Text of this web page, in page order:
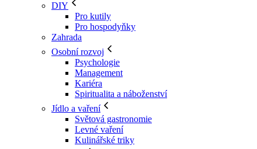
DIY
Pro kutily
Pro hospodyňky
Zahrada
Osobní rozvoj
Psychologie
Management
Kariéra
Spiritualita a náboženství
Jídlo a vaření
Světová gastronomie
Levné vaření
Kulinářské triky